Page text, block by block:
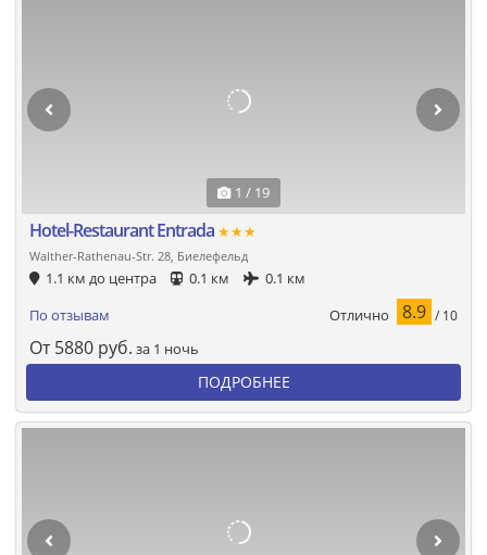
1 / 19
Hotel-Restaurant Entrada ★★★
Walther-Rathenau-Str. 28, Биелефельд
1.1 км до центра 0.1 км
0.1 км
По отзывам
Отлично 8.9 / 10
От 5880 руб. за 1 ночь
ПОДРОБНЕЕ